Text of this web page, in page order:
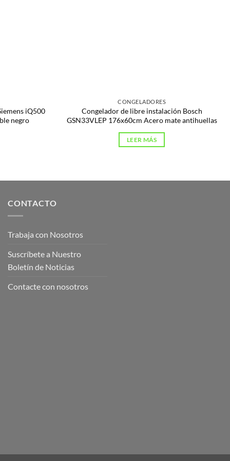
iQ500
negro
CONGELADORES
Congelador de libre instalación Bosch
GSN33VLEP 176x60cm Acero mate antihuellas
LEER MÁS
CONTACTO
Trabaja con Nosotros
Suscríbete a Nuestro
Boletín de Noticias
Contacte con nosotros